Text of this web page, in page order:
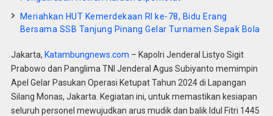
Meriahkan HUT Kemerdekaan RI ke-78, Bidu Erang
Bersama SSB Tanjung Pinang Gelar Turnamen Sepak Bola
Jakarta, Katambungnews.com – Kapolri Jenderal Listyo Sigit
Prabowo dan Panglima TNI Jenderal Agus Subiyanto memimpin
Apel Gelar Pasukan Operasi Ketupat Tahun 2024 di Lapangan
Silang Monas, Jakarta. Kegiatan ini, untuk memastikan kesiapan
seluruh personel mewujudkan arus mudik dan balik Idul Fitri 1445